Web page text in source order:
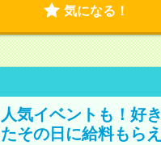
気になる！
人気イベントも！好
たその日に給料もら